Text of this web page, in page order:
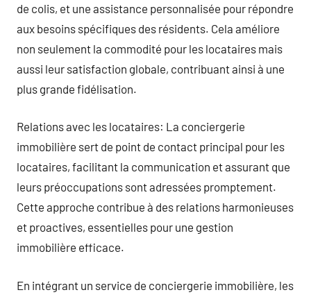
de colis, et une assistance personnalisée pour répondre
aux besoins spécifiques des résidents. Cela améliore
non seulement la commodité pour les locataires mais
aussi leur satisfaction globale, contribuant ainsi à une
plus grande fidélisation.
Relations avec les locataires: La conciergerie
immobilière sert de point de contact principal pour les
locataires, facilitant la communication et assurant que
leurs préoccupations sont adressées promptement.
Cette approche contribue à des relations harmonieuses
et proactives, essentielles pour une gestion
immobilière efficace.
En intégrant un service de conciergerie immobilière, les